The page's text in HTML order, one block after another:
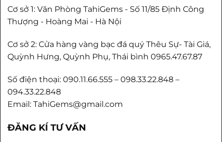
Cơ sở 1: Văn Phòng TahiGems - Số 11/85 Định Công
Thượng - Hoàng Mai - Hà Nội
Cơ sở 2: Cửa hàng vàng bạc đá quý Thêu Sự- Tài Giá,
Quỳnh Hưng, Quỳnh Phụ, Thái bình 0965.47.67.87
Số điện thoại: 090.11.66.555 – 098.33.22.848 –
094.33.22.848
Email: TahiGems@gmail.com
ĐĂNG KÍ TƯ VẤN